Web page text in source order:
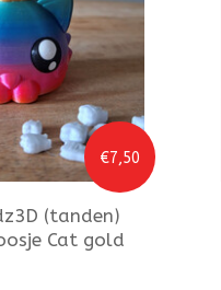
€7,50
(tanden)
Cat gold